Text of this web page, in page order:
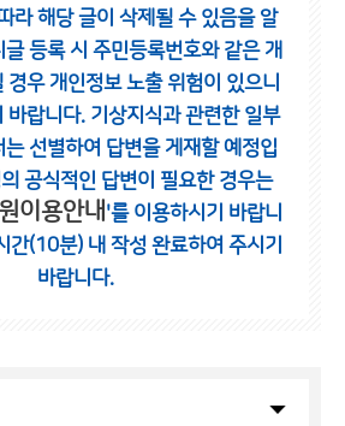
라 해당 글이 삭제될 수 있음을 알
글 등록 시 주민등록번호와 같은 개
경우 개인정보 노출 위험이 있으니
바랍니다. 기상지식과 관련한 일부
선별하여 답변을 게재할 예정입
공식적인 답변이 필요한 경우는
이용안내 '를 이용하시기 바랍니
간(10분) 내 작성 완료하여 주시기
바랍니다.